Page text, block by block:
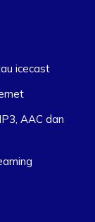
icecast
AAC dan